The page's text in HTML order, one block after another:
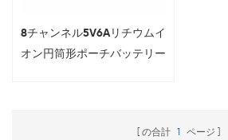
8チャンネル5V6Aリチウムイ
オン円筒形ポーチバッテリー
の合計 1 ページ